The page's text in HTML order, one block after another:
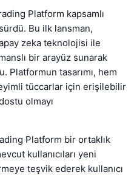
Platform kapsamlı
Bu ilk lansman,
zeka teknolojisi ile
bir arayüz sunarak
Platformun tasarımı, hem
tüccarlar için erişilebilir
olmayı
Platform bir ortaklık
kullanıcıları yeni
teşvik ederek kullanıcı